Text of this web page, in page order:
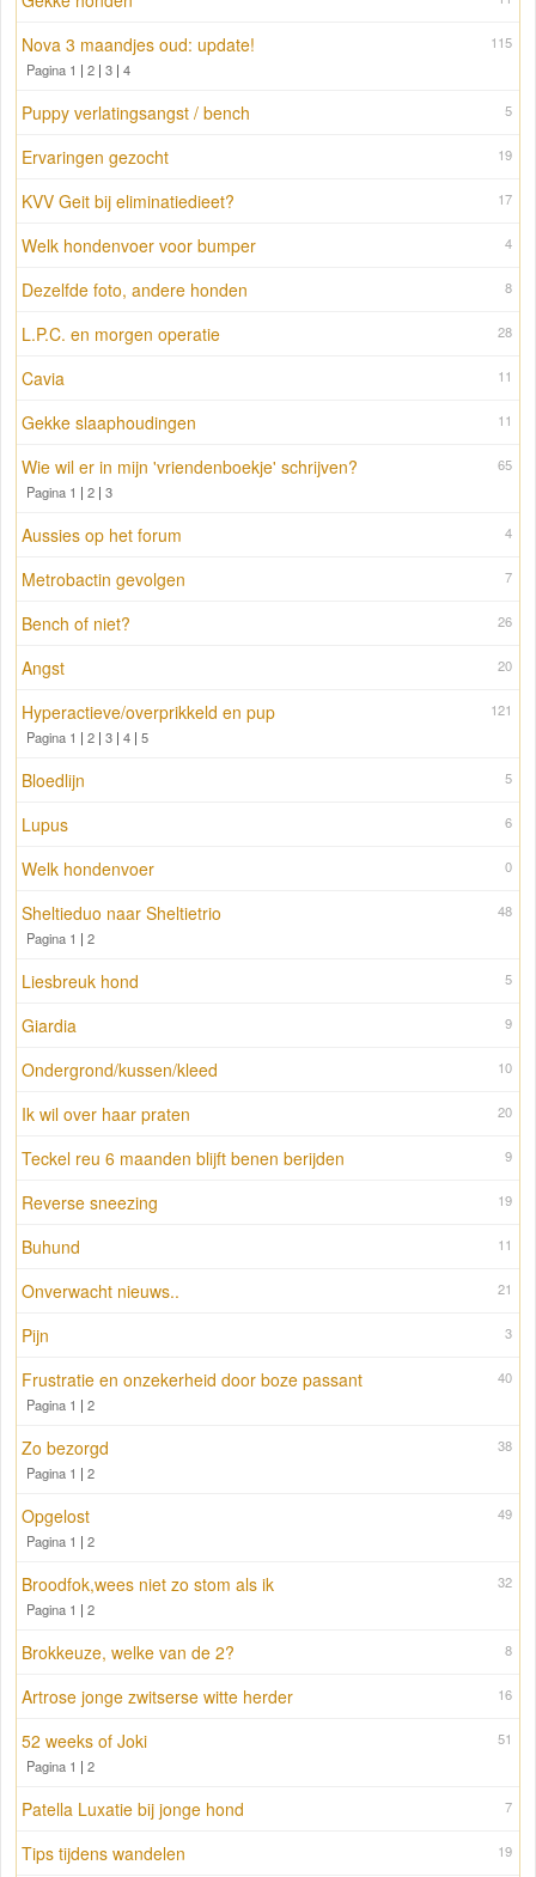
115
Nova 3 maandjes oud: update!
Pagina 1 | 2 | 3 | 4
5
Puppy verlatingsangst / bench
19
Ervaringen gezocht
17
KVV Geit bij eliminatiedieet?
4
Welk hondenvoer voor bumper
8
Dezelfde foto, andere honden
28
L.P.C. en morgen operatie
11
Cavia
11
Gekke slaaphoudingen
65
Wie wil er in mijn 'vriendenboekje' schrijven?
Pagina 1 | 2 | 3
4
Aussies op het forum
7
Metrobactin gevolgen
26
Bench of niet?
20
Angst
121
Hyperactieve/overprikkeld en pup
Pagina 1 | 2 | 3 | 4 | 5
5
Bloedlijn
6
Lupus
0
Welk hondenvoer
48
Sheltieduo naar Sheltietrio
Pagina 1 | 2
5
Liesbreuk hond
9
Giardia
10
Ondergrond/kussen/kleed
20
Ik wil over haar praten
9
Teckel reu 6 maanden blijft benen berijden
19
Reverse sneezing
11
Buhund
21
Onverwacht nieuws..
3
Pijn
40
Frustratie en onzekerheid door boze passant
Pagina 1 | 2
38
Zo bezorgd
Pagina 1 | 2
49
Opgelost
Pagina 1 | 2
32
Broodfok,wees niet zo stom als ik
Pagina 1 | 2
8
Brokkeuze, welke van de 2?
16
Artrose jonge zwitserse witte herder
51
52 weeks of Joki
Pagina 1 | 2
7
Patella Luxatie bij jonge hond
19
Tips tijdens wandelen